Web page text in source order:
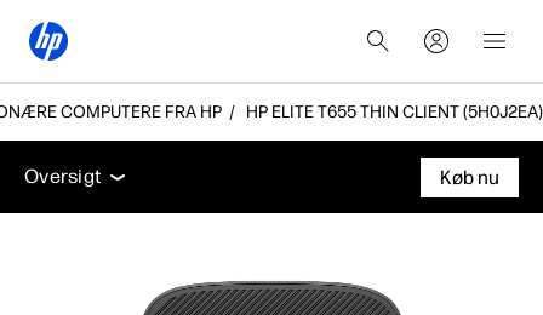
COMPUTERE FRA HP HP ELITE T655 THIN CLIENT (5H0J2EA)
Oversigt Tekniske specifikationer Tilbehør
Oversigt
Tekniske specifikationer
Køb nu